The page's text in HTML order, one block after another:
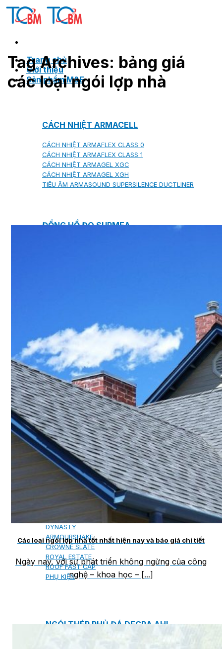
Skip
Trang chủ
Giới thiệu
Sản phẩm M&E
CÁCH NHIỆT ARMACELL
CÁCH NHIỆT ARMAFLEX CLASS 0
CÁCH NHIỆT ARMAFLEX CLASS 1
CÁCH NHIỆT ARMAGEL XGC
CÁCH NHIỆT ARMAGEL XGH
TIÊU ÂM ARMASOUND SUPERSILENCE DUCTLINER
ĐỒNG HỒ ĐO SUPMEA
FLEXDROP YONG WON
SƠN CHỐNG CHÁY FLAMEBAR BW11
RON CHỐNG CHÁY
KEO ACRYLIC SEALANT
Sản phẩm Kiến trúc
NGÓI BITUM PHỦ ĐÁ IKO
MARATHON (VIÊN GẠCH)
ARMOURSHIELD (TỔ ONG)
SUPERGLASS BIBER (VẢY CÁ)
CAMBRIDGE (XẾP LỚP)
CAMBRIDGE XTREME
DYNASTY
ARMOURSHAKE
CROWNE SLATE
ROYAL ESTATE
ROOF FAST CAP
PHỤ KIỆN
NGÓI THÉP PHỦ ĐÁ DECRA AHI
Tag Archives: bảng giá
các loại ngói lợp nhà
Các loại ngói lợp nhà tốt nhất hiện nay và báo giá chi tiết
Ngày nay, với sự phát triển không ngừng của công
nghệ – khoa học – [...]